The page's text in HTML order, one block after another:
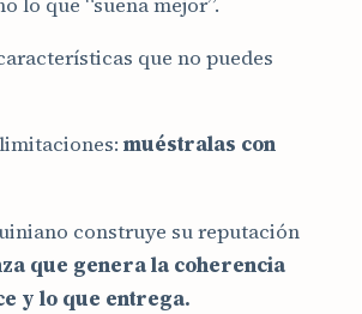
lo que “suena mejor”.
que no puedes
muéstralas con
construye su reputación
que genera la coherencia
y lo que entrega.